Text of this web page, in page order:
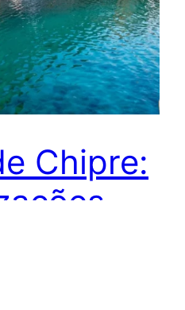
Chipre: